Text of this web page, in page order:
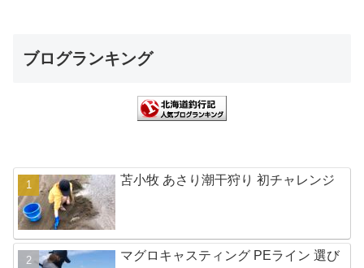
ブログランキング
苫小牧 あさり潮干狩り 初チャレンジ
マグロキャスティング PEライン 選び